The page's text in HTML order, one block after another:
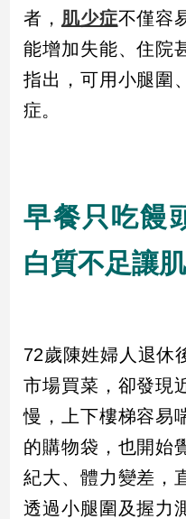
政
政
治
焦
民
調
國
會
觀
點
兩
岸/
國
際
者， 肌少症不僅容
能增加失能、住院
指出，可用小腿圍
症。
早餐只吃饅
白質不足讓
72歲陳姓婦人退休
市場買菜，卻發現
慢，上下樓梯容易
的購物袋，也開始
紀大、體力變差，
透過小腿圍及握力